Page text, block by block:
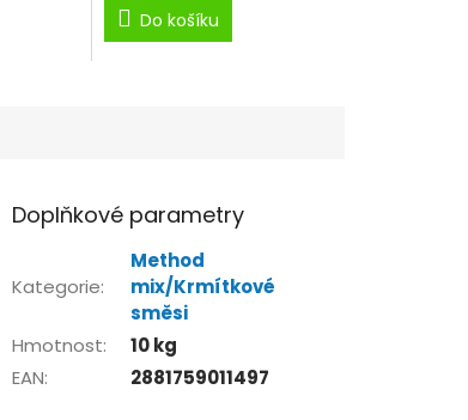
Do košíku
Doplňkové parametry
Kategorie:
Method
mix/Krmítkové
směsi
Hmotnost:
10 kg
EAN: 2881759011497